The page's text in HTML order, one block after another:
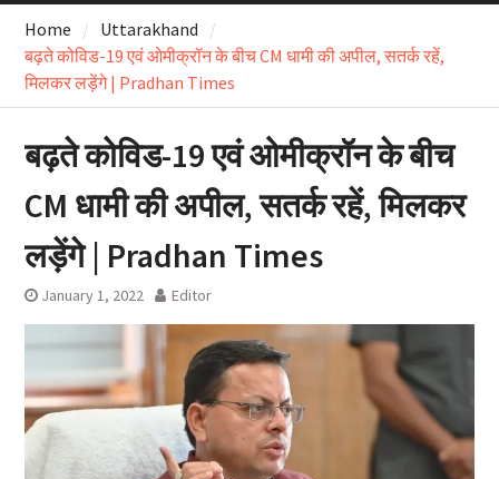
Home
Uttarakhand
बढ़ते कोविड-19 एवं ओमीक्रॉन के बीच CM धामी की अपील, सतर्क रहें,
मिलकर लड़ेंगे | Pradhan Times
बढ़ते कोविड-19 एवं ओमीक्रॉन के बीच
CM धामी की अपील, सतर्क रहें, मिलकर
लड़ेंगे | Pradhan Times
January 1, 2022 Editor